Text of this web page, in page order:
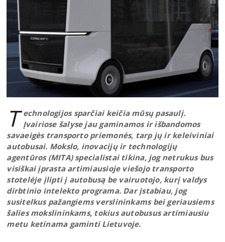
T echnologijos sparčiai keičia mūsų pasaulį.
Įvairiose šalyse jau gaminamos ir išbandomos
savaeigės transporto priemonės, tarp jų ir keleiviniai
autobusai. Mokslo, inovacijų ir technologijų
agentūros (MITA) specialistai tikina, jog netrukus bus
visiškai įprasta artimiausioje viešojo transporto
stotelėje įlipti į autobusą be vairuotojo, kurį valdys
dirbtinio intelekto programa. Dar įstabiau, jog
susitelkus pažangiems verslininkams bei geriausiems
šalies mokslininkams, tokius autobusus artimiausiu
metu ketinama gaminti Lietuvoje.